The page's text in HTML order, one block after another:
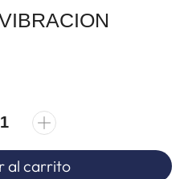
al carrito